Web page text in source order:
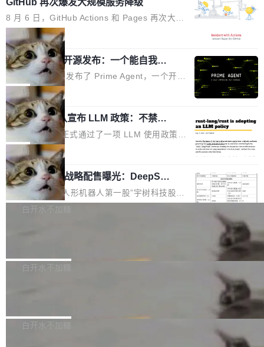
026 的读者：「看了篇 ...
认为最重要的一个——复杂度恰到好处，刚好能
驱动你去学 CuTe，但还没被那些"邪恶的" Hopp
er++ 优化所淹没，足够容易修改和适配。 更关
键的是 FA2 的持久性...
鸿蒙通过统一技术底座和分布式能力，为不同类
型智能设备的开发、连接与互联提供关键支撑，
也为产业链企业探索产品创新与商业增长打开新
的空间。 8月14日，开源鸿蒙智能硬件开发者日
（OHDD：OpenHarmony Hardware Develope
r Day）将在杭州启航。活动面向智能硬件产业
链企业和开发者，邀请行业专家与资深技术顾
问，围绕开源鸿蒙技术能力、设备适配、芯片适
配、功耗与稳定性调优、兼容性测评及统一互联
等内容展开系统讲解和实战交流，帮助企业进一
步了解开源鸿蒙在智能...
8 月 6 日，GitHub Actions 和 Pages 再次大规
模服务降级，Actions 完全不可用超过 5 小时，
webhook 停发，连自托管 runner 也因调度层故
障无法工作。Pages、Copilot code review、C
opilot coding agent 全部受影响。从检测到完全
恢复，大约 12 小时。 这是 2026 年 8 月的第六
起事故，其中四起与 AI/Copilot 服务相关。 Git
Hub 员工 kdaigle 在 HN 讨论中贴出了一组数
据：2025 年全年 10 亿次 commit。现在，每周
2.75 亿次，全年预计 140 亿次。GitHub...
局
Prime Agent 开源发布：一个能自我改
进的编程 Agent，ARC-AGI 3 超越人类
专家基线
Prime Intellect 发布了 Prime Agent，一个开源
的编程 Agent Harness，核心设计围绕两个抽
象：Recursive Language Model（RLM）和 C
ontinual Harness。在 ARC-AGI 3 基准测试
上，Prime Agent + Opus 5 的组合达到了 95.
5% RHAE Best@1，超过了 ARC 报告的人类专
家基线 95.4%。 不是又一个 coding agent 包装
器 Prime Agent 的架构和市面上大多数 coding
agent 有本质区别。大多数 agent harness 的设
计是基于早期模型的能力—...
局
Rust 项目团队宣布 LLM 政策：不禁
止，但你要承认哪些代码不是你写的
Rust 语言项目正式通过了一项 LLM 使用政策，
覆盖 rust-lang/rust 单一仓库的代码贡献。这不
是项目级别的官方立场，目前由五个团队采纳，
但它可能是主流开源项目中关于 AI 辅助贡献最
细致的一份规则。 政策的核心只有一句话：LLM
可以用来分析、提炼、审阅、建议，但不能用来
不得生成涉及安全性的关键变更，除非作者本身
局
宇树科技 IPO 战略配售曝光：DeepSe
ek 获配 93.3 万股，锁定 36 个月
8月6日晚间，“人形机器人第一股”宇树科技股份
有限公司披露IPO发行价格及战略配售结果，杭
36个月。 公告显示，本次宇树科技战略配售对
员工参与设立的专项资产管理计划。其中，Dee
白开水不加糖
Bug fixes and enhancements 修复多次传递同
一个回归问题，该问题导致拉取镜像时会拒绝包
白开水不加糖
e 孵化器项目管理委员会（IPMC）投票中获得
白开水不加糖